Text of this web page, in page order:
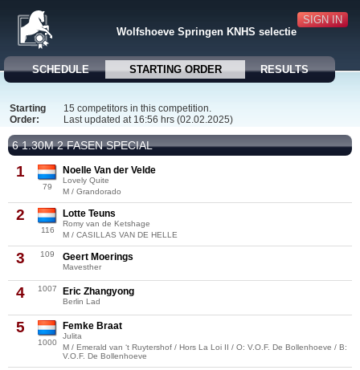
SIGN IN
Wolfshoeve Springen KNHS selectie
SCHEDULE STARTING ORDER RESULTS
Starting
Order:
15 competitors in this competition.
Last updated at 16:56 hrs (02.02.2025)
6 1.30M 2 FASEN SPECIAL
1
79
Noelle Van der Velde
Lovely Quite
M / Grandorado
2
116
Lotte Teuns
Romy van de Ketshage
M / CASILLAS VAN DE HELLE
3 109 Geert Moerings
Mavesther
4 1007 Eric Zhangyong
Berlin Lad
5
1000
Femke Braat
Julita
M / Emerald van ‘t Ruytershof / Hors La Loi II / O: V.O.F. De Bollenhoeve / B:
V.O.F. De Bollenhoeve